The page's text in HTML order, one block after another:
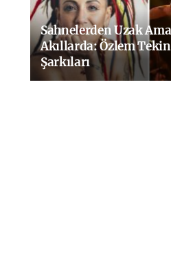
Sahnelerden Uzak
Akıllarda: Özlem
Şarkıları